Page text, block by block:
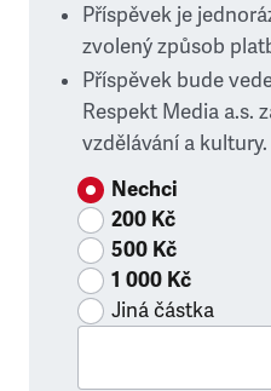
Příspěvek je
zvolený způsob
Příspěvek bude
Respekt Media a.s.
vzdělávání a kultury.
Nechci
200 Kč
500 Kč
1 000 Kč
Jiná částka